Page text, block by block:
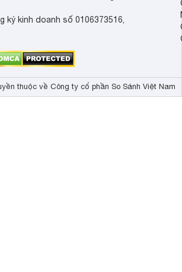
ký kinh doanh số 0106373516,
thuộc về Công ty cổ phần So Sánh Việt Nam